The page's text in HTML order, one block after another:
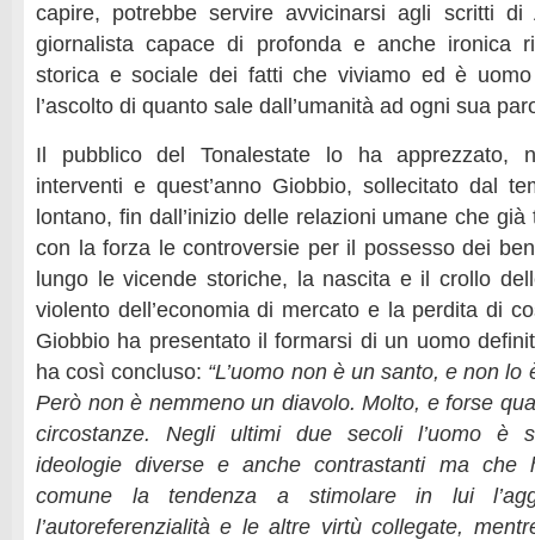
capire, potrebbe servire avvicinarsi agli scritti
giornalista capace di profonda e anche ironica
storica e sociale dei fatti che viviamo ed è
l’ascolto di quanto sale dall’umanità ad ogni sua
Il pubblico del Tonalestate lo ha apprezzato,
interventi e quest’anno Giobbio, sollecitato dal
lontano, fin dall’inizio delle relazioni umane che
con la forza le controversie per il possesso dei
lungo le vicende storiche, la nascita e il crollo
violento dell’economia di mercato e la perdita di
Giobbio ha presentato il formarsi di un uomo
ha così concluso: “L’uomo non è un santo, e non
Però non è nemmeno un diavolo. Molto, e forse
circostanze. Negli ultimi due secoli l’uomo è
ideologie diverse e anche contrastanti ma che
comune la tendenza a stimolare in lui
l’autoreferenzialità e le altre virtù collegate,